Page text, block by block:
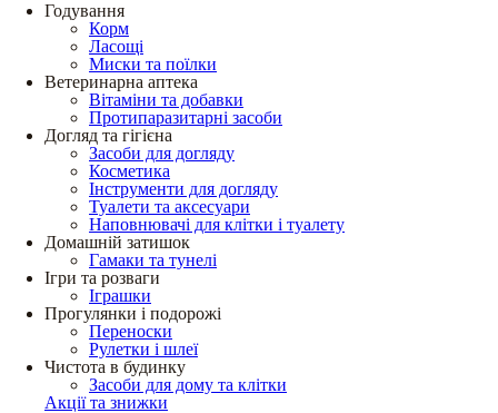
Годування
Корм
Ласощі
Миски та поїлки
Ветеринарна аптека
Вітаміни та добавки
Протипаразитарні засоби
Догляд та гігієна
Засоби для догляду
Косметика
Інструменти для догляду
Туалети та аксесуари
Наповнювачі для клітки і туалету
Домашній затишок
Гамаки та тунелі
Ігри та розваги
Іграшки
Прогулянки і подорожі
Переноски
Рулетки і шлеї
Чистота в будинку
Засоби для дому та клітки
Акції та знижки